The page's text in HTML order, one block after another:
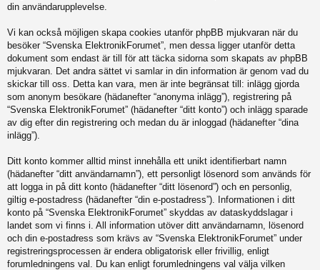
din användarupplevelse.
Vi kan också möjligen skapa cookies utanför phpBB mjukvaran när du
besöker “Svenska ElektronikForumet”, men dessa ligger utanför detta
dokument som endast är till för att täcka sidorna som skapats av phpBB
mjukvaran. Det andra sättet vi samlar in din information är genom vad du
skickar till oss. Detta kan vara, men är inte begränsat till: inlägg gjorda
som anonym besökare (hädanefter “anonyma inlägg”), registrering på
“Svenska ElektronikForumet” (hädanefter “ditt konto”) och inlägg sparade
av dig efter din registrering och medan du är inloggad (hädanefter “dina
inlägg”).
Ditt konto kommer alltid minst innehålla ett unikt identifierbart namn
(hädanefter “ditt användarnamn”), ett personligt lösenord som används för
att logga in på ditt konto (hädanefter “ditt lösenord”) och en personlig,
giltig e-postadress (hädanefter “din e-postadress”). Informationen i ditt
konto på “Svenska ElektronikForumet” skyddas av dataskyddslagar i
landet som vi finns i. All information utöver ditt användarnamn, lösenord
och din e-postadress som krävs av “Svenska ElektronikForumet” under
registreringsprocessen är endera obligatorisk eller frivillig, enligt
forumledningens val. Du kan enligt forumledningens val välja vilken